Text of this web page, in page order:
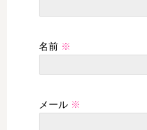
名前 ※
メール ※